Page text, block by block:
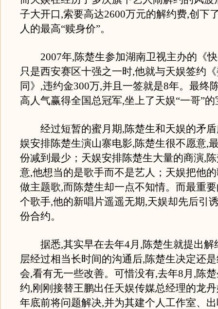
子大开口,索要高达2600万元的解约费,创下
人的最高“赎身价”。
2007年,陈楚生参加湖南卫视主办的《快
只是西安赛区十强之一时,他就与天娱签约
同》,违约金300万,并且一签就是8年。最终
高人气赢得全国总冠军,坐上了天娱“一哥”
经过短暂的蜜月期,陈楚生和天娱的矛盾
娱安排陈楚生演山寨电影,陈楚生很不愿意,
份减到最少；天娱安排陈楚生大量的商演,
意,他想当的是歌手而不是艺人；天娱把他
做主题歌,而陈楚生却一点不知情。而最重
个歌手,他的新唱片遥遥无期,天娱却先后引
份合约。
据悉,其实早在去年4月,陈楚生就提出解
层经过相当长时间的沟通后,陈楚生决定还
会,看有无一些改善。可惜没有,去年8月,陈
约,刚刚接替王鹏出任天娱传媒总经理的龙
年底前将问题解决,并为其建个人工作室、